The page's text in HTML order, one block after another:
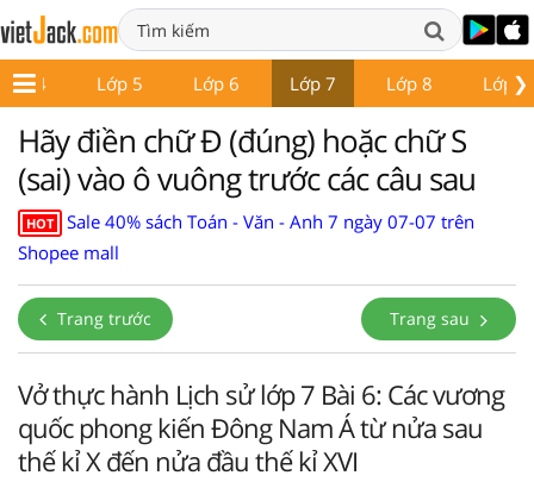
❯
Lớp 4 Lớp 5 Lớp 6 Lớp 7 Lớp 8 Lớp 9
Hãy điền chữ Đ (đúng) hoặc chữ S
(sai) vào ô vuông trước các câu sau
HOT
Sale 40% sách Toán - Văn - Anh 7 ngày 07-07 trên
Shopee mall
Trang trước Trang sau
Vở thực hành Lịch sử lớp 7 Bài 6: Các vương
quốc phong kiến Đông Nam Á từ nửa sau
thế kỉ X đến nửa đầu thế kỉ XVI